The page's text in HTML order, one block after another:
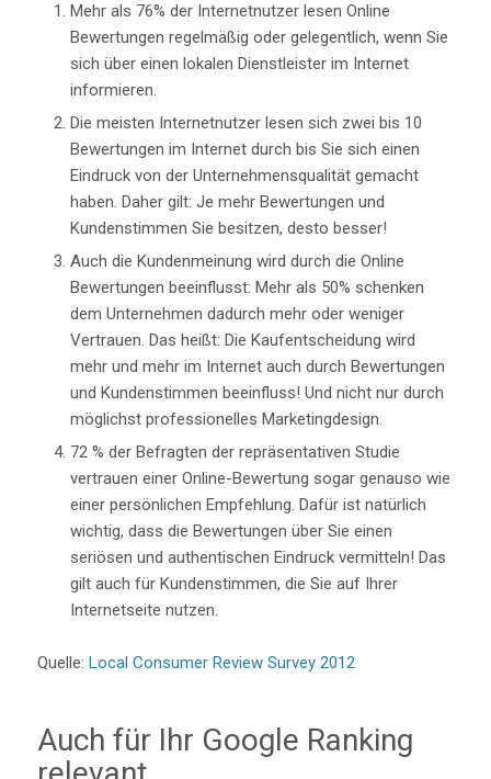
Mehr als 76% der Internetnutzer lesen Online
Bewertungen regelmäßig oder gelegentlich, wenn Sie
sich über einen lokalen Dienstleister im Internet
informieren.
Die meisten Internetnutzer lesen sich zwei bis 10
Bewertungen im Internet durch bis Sie sich einen
Eindruck von der Unternehmensqualität gemacht
haben. Daher gilt: Je mehr Bewertungen und
Kundenstimmen Sie besitzen, desto besser!
Auch die Kundenmeinung wird durch die Online
Bewertungen beeinflusst: Mehr als 50% schenken
dem Unternehmen dadurch mehr oder weniger
Vertrauen. Das heißt: Die Kaufentscheidung wird
mehr und mehr im Internet auch durch Bewertungen
und Kundenstimmen beeinfluss! Und nicht nur durch
möglichst professionelles Marketingdesign.
72 % der Befragten der repräsentativen Studie
vertrauen einer Online-Bewertung sogar genauso wie
einer persönlichen Empfehlung. Dafür ist natürlich
wichtig, dass die Bewertungen über Sie einen
seriösen und authentischen Eindruck vermitteln! Das
gilt auch für Kundenstimmen, die Sie auf Ihrer
Internetseite nutzen.
Quelle: Local Consumer Review Survey 2012
Auch für Ihr Google Ranking